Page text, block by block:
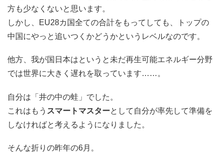
方も少なくないと思います。
しかし、EU28カ国全ての合計をもってしても、トップの
中国にやっと追いつくかどうかというレベルなのです。
他方、我が国日本はというと未だ再生可能エネルギー分野
では世界に大きく遅れを取っています……。
自分は「井の中の蛙」でした。
これはもう スマートマスターとして自分が率先して準備を
しなければと考えるようになりました。
そんな折りの昨年の6月。